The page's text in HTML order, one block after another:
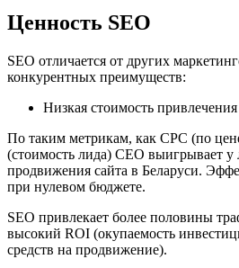
Ценность SEO
SEO отличается от других
конкурентных преимуществ:
Низкая стоимость привлечения
По таким метрикам, как CPC (по
(стоимость лида) СЕО выигрывает у
продвижения сайта в Беларуси.
при нулевом бюджете.
SEO привлекает более половины
высокий ROI (окупаемость
средств на продвижение).